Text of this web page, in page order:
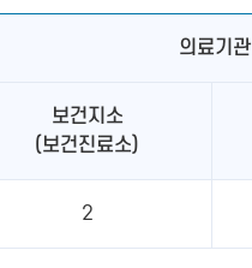
의료기관
보건지소
(보건진료소)
2